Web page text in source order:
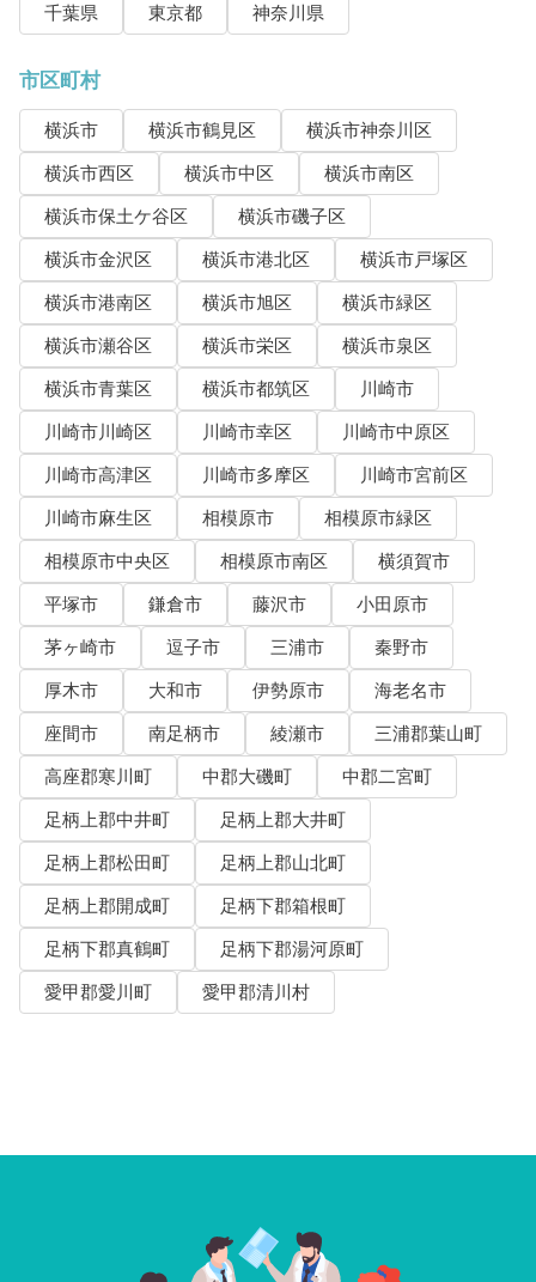
千葉県
東京都 神奈川県
市区町村
横浜市 横浜市鶴見区
横浜市神奈川区
横浜市西区
横浜市中区
横浜市南区
横浜市保土ケ谷区
横浜市磯子区
横浜市金沢区
横浜市港北区
横浜市戸塚区
横浜市港南区
横浜市旭区
横浜市緑区
横浜市瀬谷区
横浜市栄区
横浜市泉区
横浜市青葉区
横浜市都筑区
川崎市
川崎市川崎区
川崎市幸区
川崎市中原区
川崎市高津区
川崎市多摩区
川崎市宮前区
川崎市麻生区
相模原市
相模原市緑区
相模原市中央区
相模原市南区
横須賀市
平塚市
鎌倉市 藤沢市
小田原市
茅ヶ崎市
逗子市 三浦市
秦野市
厚木市
大和市 伊勢原市
海老名市
座間市
南足柄市 綾瀬市
三浦郡葉山町
高座郡寒川町
中郡大磯町
中郡二宮町
足柄上郡中井町
足柄上郡大井町
足柄上郡松田町
足柄上郡山北町
足柄上郡開成町
足柄下郡箱根町
足柄下郡真鶴町
足柄下郡湯河原町
愛甲郡愛川町
愛甲郡清川村